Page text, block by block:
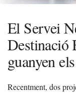
El Servei
Destinació
guanyen
Recentment, dos